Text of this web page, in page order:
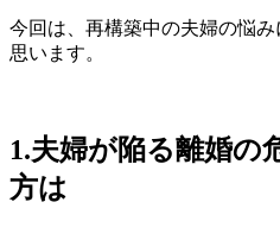
今回は、再構築中の夫婦の悩
思います。
1.夫婦が陥る離婚
方は